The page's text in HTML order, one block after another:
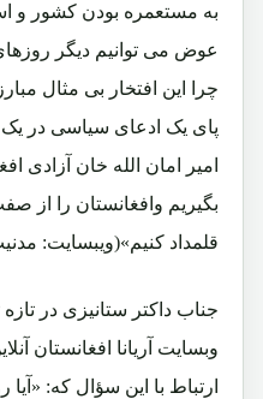
به مستعمره بودن کشور و
عوض می توانیم دیگر
چرا این افتخار بی مثال
پای یک ادعای سیاسی در
امیر امان الله خان آزادی
بگیریم وافغانستان را از
قلمداد کنیم»(ویبسایت: مدنیت، 30 اسد
جناب داکتر ستانیزی در
ارتباط با این سؤال که: «آیا